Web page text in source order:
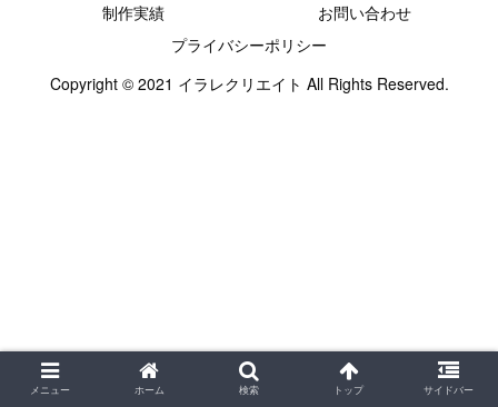
制作実績
お問い合わせ
プライバシーポリシー
Copyright © 2021 イラレクリエイト All Rights Reserved.
メニュー ホーム 検索 トップ サイドバー